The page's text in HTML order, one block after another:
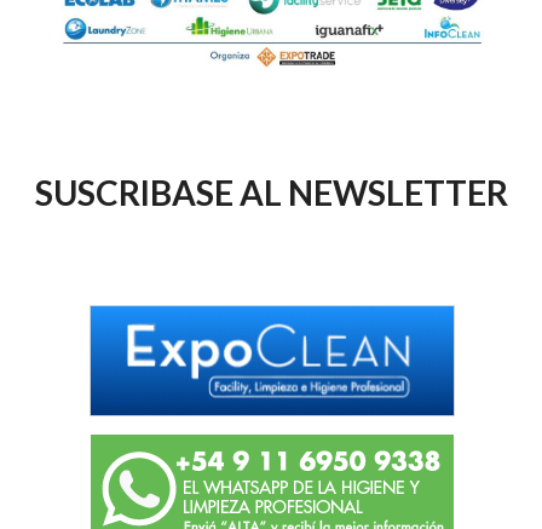
SUSCRIBASE AL NEWSLETTER